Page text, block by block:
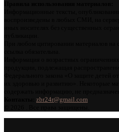
zbr24r@gmail.com